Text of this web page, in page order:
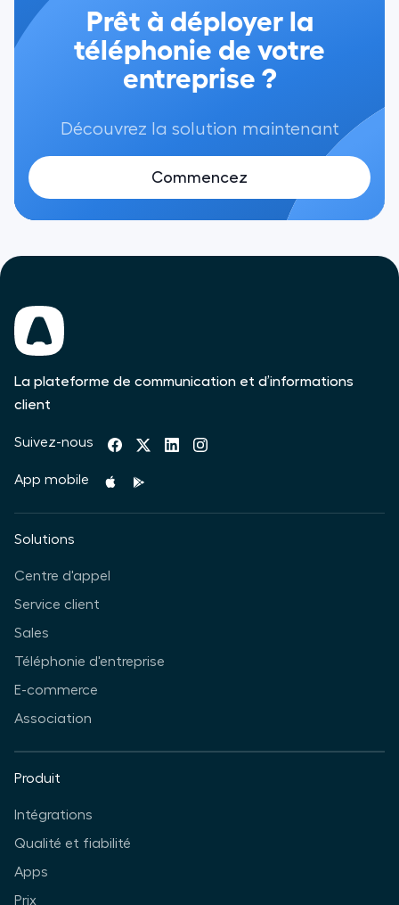
Prêt à déployer la
téléphonie de votre
entreprise ?
Découvrez la solution maintenant
Commencez
La plateforme de communication et d’informations
client
Suivez-nous
App mobile
Solutions
Centre d'appel
Service client
Sales
Téléphonie d'entreprise
E-commerce
Association
Produit
Intégrations
Qualité et fiabilité
Apps
Prix